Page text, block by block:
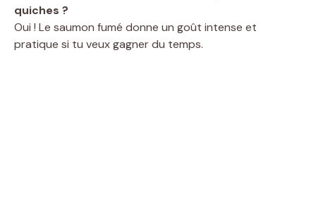
quiches ?
Oui ! Le saumon fumé donne un goût intense et
pratique si tu veux gagner du temps.